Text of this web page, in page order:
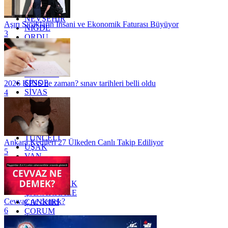
MUŞ
NEVŞEHİR
NİĞDE
ORDU
OSMANİYE
RİZE
SAKARYA
SAMSUN
SİNOP
SİVAS
SİİRT
TEKİRDAĞ
TOKAT
TRABZON
TUNCELİ
UŞAK
VAN
YALOVA
YOZGAT
ZONGULDAK
ÇANAKKALE
ÇANKIRI
ÇORUM
İSTANBUL
Aşırı Sıcakların İnsani ve Ekonomik Faturası Büyüyor
3
2026 KPSS ne zaman? sınav tarihleri belli oldu
4
Ankara Kedileri 27 Ülkeden Canlı Takip Ediliyor
5
Cevvaz ne demek?
6